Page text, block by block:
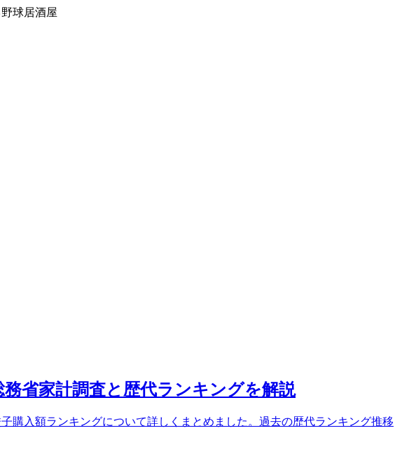
球居酒屋
省家計調査と歴代ランキングを解説
購入額ランキングについて詳しくまとめました。過去の歴代ランキング推移